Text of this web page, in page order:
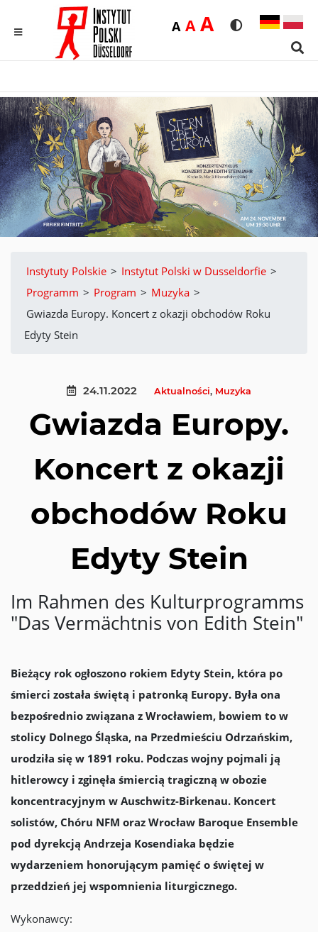
Rozmiar
ADomyślna
AŚrednia
ADużaWersja
Instytuty Polskie > Instytut Polski w Dusseldorfie >
Programm > Program > Muzyka >
Gwiazda Europy. Koncert z okazji obchodów Roku
Edyty Stein
24.11.2022 Aktualności, Muzyka
Gwiazda Europy.
Koncert z okazji
obchodów Roku
Edyty Stein
Im Rahmen des Kulturprogramms
"Das Vermächtnis von Edith Stein"
Bieżący rok ogłoszono rokiem Edyty Stein, która po
śmierci została świętą i patronką Europy. Była ona
bezpośrednio związana z Wrocławiem, bowiem to w
stolicy Dolnego Śląska, na Przedmieściu Odrzańskim,
urodziła się w 1891 roku. Podczas wojny pojmali ją
hitlerowcy i zginęła śmiercią tragiczną w obozie
koncentracyjnym w Auschwitz-Birkenau. Koncert
solistów, Chóru NFM oraz Wrocław Baroque Ensemble
pod dyrekcją Andrzeja Kosendiaka będzie
wydarzeniem honorującym pamięć o świętej w
przeddzień jej wspomnienia liturgicznego.
Wykonawcy: